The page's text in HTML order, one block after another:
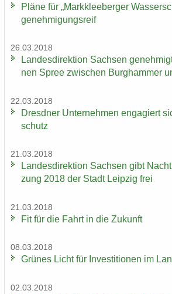
Pläne für „Mark­klee­ber­ger
ge­neh­mi­gungs­reif
26.03.2018
Lan­des­di­rek­ti­on Sach­sen
nen Spree zwi­schen Burg­ham­mer
22.03.2018
Dresd­ner Un­ter­neh­men en­ga­giert
schutz
21.03.2018
Lan­des­di­rek­ti­on Sach­sen gibt
zung 2018 der Stadt Leip­zig frei
21.03.2018
Fit für die Fahrt in die Zu­kunft
08.03.2018
Grü­nes Licht für In­ves­ti­tio­nen im
02.03.2018